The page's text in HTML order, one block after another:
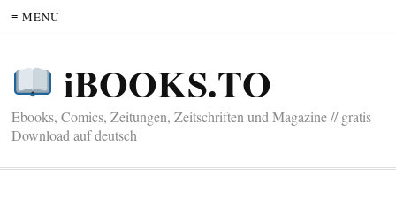
≡ MENU
iBOOKS.TO
Ebooks, Comics, Zeitungen, Zeitschriften und Magazine // gratis
Download auf deutsch